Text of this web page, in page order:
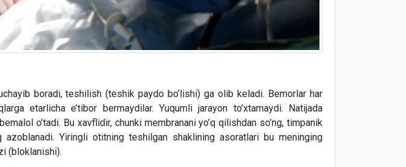
boradi, teshilish (teshik paydo bo’lishi) ga olib keladi. Bemorlar har
etarlicha e’tibor bermaydilar. Yuqumli jarayon to’xtamaydi. Natijada
o’tadi. Bu xavflidir, chunki membranani yo’q qilishdan so’ng, timpanik
Yiringli otitning teshilgan shaklining asoratlari bu meninging
(bloklanishi).